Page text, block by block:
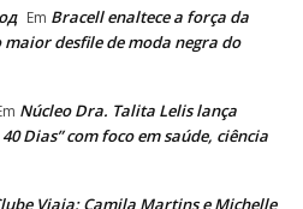
Em Bracell enaltece a força da
desfile de moda negra do
Núcleo Dra. Talita Lelis lança
Dias” com foco em saúde, ciência
Viaja: Camila Martins e Michelle